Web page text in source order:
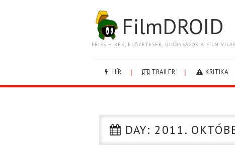
FilmDROID
FRISS HÍREK, ELŐZETESEK, ÚJDONSÁGOK A FILM
HÍR TRAILER KRITIKA
DAY: 2011.